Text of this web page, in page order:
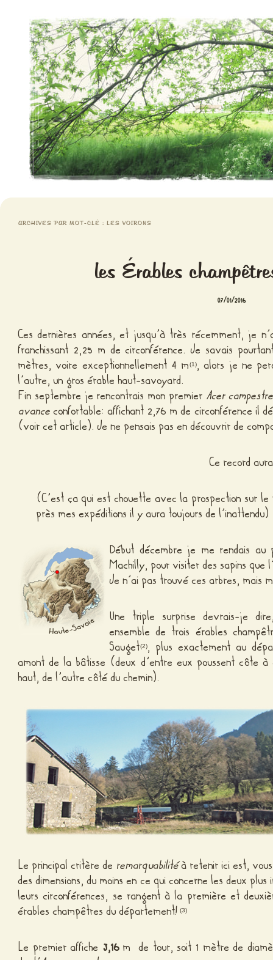
Meristemes
ARCHIVES PAR MOT-CLÉ : LES VOIRONS
les Érables
07/01/2016
Ces dernières années, et jusqu’à très récemment, je
franchissant 2,25 m de circonférence. Je savais
mètres, voire exceptionnellement 4 m(1), alors je ne
l’autre, un gros érable haut-savoyard.
Fin septembre je rencontrais mon premier Acer
avanceconfortable: affichant 2,76 m de circonférence il
(voir cet article). Je ne pensais pas en découvrir de
Ce record
(C’est ça qui est chouette avec la prospection sur
près mes expéditions il y aura toujours de l’inattendu)
Début décembre je me rendais
Machilly, pour visiter des sapins que
Je n’ai pas trouvé ces arbres, mais
Une triple surprise devrais-je
ensemble de trois érables
Sauget(2), plus exactement au
amont de la bâtisse (deux d’entre eux poussent côte
haut, de l’autre côté du chemin).
Le principal critère de remarquabilitéà retenir ici est,
des dimensions, du moins en ce qui concerne les deux
leurs circonférences, se rangent à la première et
érables champêtres du département! (3)
Le premier affiche 3,16m de tour, soit 1 mètre de